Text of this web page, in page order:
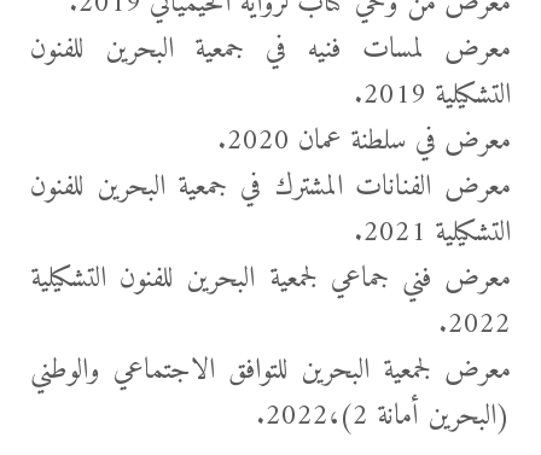
معرض لمسات فنيه في جمعية البحرين للفنون
التشكيلية 2019.
معرض في سلطنة عمان 2020.
معرض الفنانات المشترك في جمعية البحرين للفنون
التشكيلية 2021.
معرض فني جماعي لجمعية البحرين للفنون التشكيلية
2022.
معرض لجمعية البحرين للتوافق الاجتماعي والوطني
(البحرين أمانة 2)،2022.